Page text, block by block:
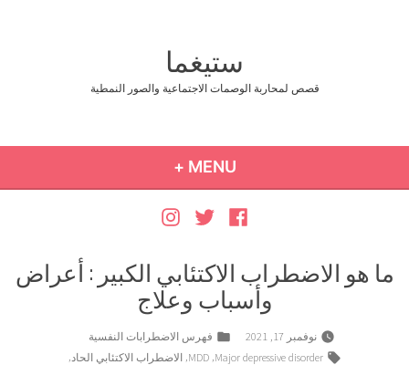
ستيغما
قصص لمحاربة الوصمات الاجتماعية والصور النمطية
MENU
+
Facebook
Twitter
Instagram
ما هو الاضطراب الاكتئابي الكبير : أعراض
وأسباب وعلاج
نوفمبر 17, 2021
Posted
in
فهرس الاضطرابات النفسية
Tags:
Major depressive disorder
,
MDD
,الاضطراب الاكتئابي الحاد,